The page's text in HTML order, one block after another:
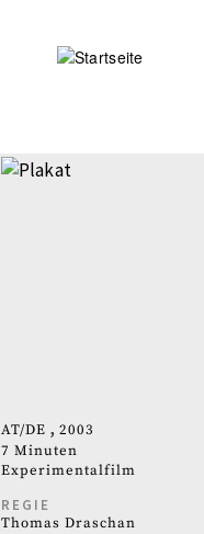
AT DE
2003
7 Minuten
Experimentalfilm
REGIE
Thomas Draschan